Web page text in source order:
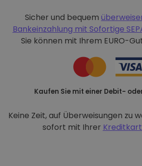
Sicher und bequem
Bankeinzahlung mit Sofortige
Sie können mit Ihrem EURO-
Kaufen Sie mit einer Debit-
Keine Zeit, auf Überweisungen zu
sofort mit Ihrer